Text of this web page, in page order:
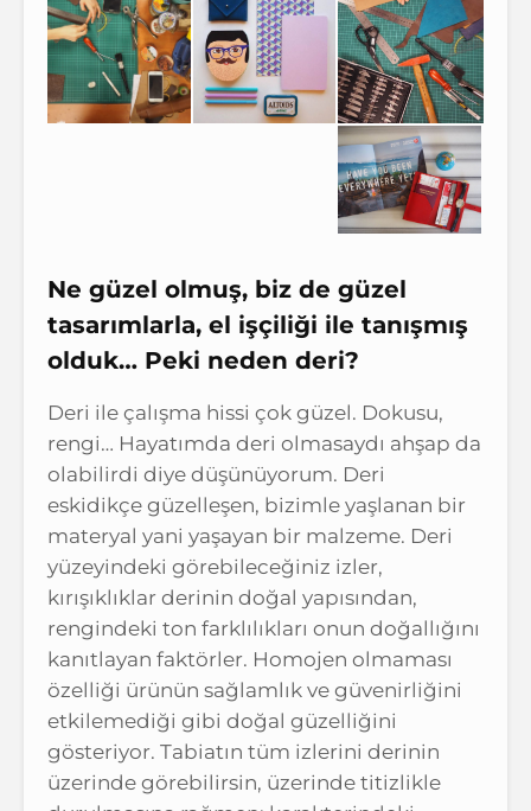
Ne güzel olmuş, biz de güzel
tasarımlarla, el işçiliği ile tanışmış
olduk… Peki neden deri?
Deri ile çalışma hissi çok güzel. Dokusu,
rengi… Hayatımda deri olmasaydı ahşap da
olabilirdi diye düşünüyorum. Deri
eskidikçe güzelleşen, bizimle yaşlanan bir
materyal yani yaşayan bir malzeme. Deri
yüzeyindeki görebileceğiniz izler,
kırışıklıklar derinin doğal yapısından,
rengindeki ton farklılıkları onun doğallığını
kanıtlayan faktörler. Homojen olmaması
özelliği ürünün sağlamlık ve güvenirliğini
etkilemediği gibi doğal güzelliğini
gösteriyor. Tabiatın tüm izlerini derinin
üzerinde görebilirsin, üzerinde titizlikle